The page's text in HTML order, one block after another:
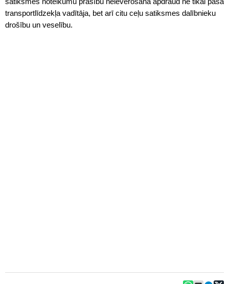
transportlīdzekļa vadītāja, bet arī citu ceļu satiksmes dalībnieku
drošību un veselību.